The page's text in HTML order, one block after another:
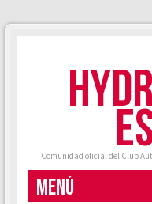
Comunidad oficial del Club
MENÚ